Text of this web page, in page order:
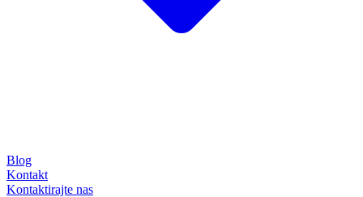
Blog
Kontakt
Kontaktirajte nas